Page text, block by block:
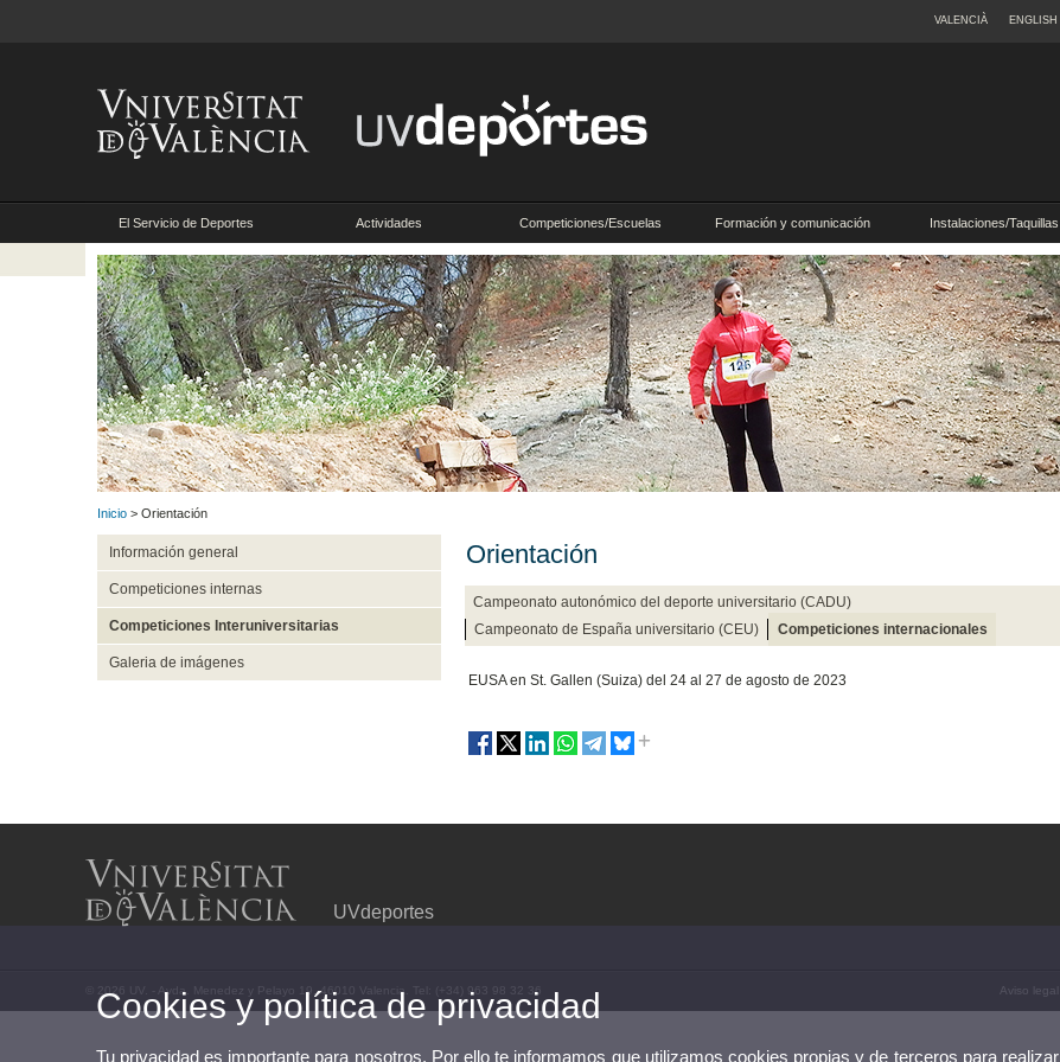
VALENCIÀ ENGLISH
El Servicio de Deportes Actividades Competiciones/Escuelas Formación y comunicación Instalaciones/Taquillas
Inicio > Orientación
Información general
Competiciones internas
Competiciones Interuniversitarias
Galeria de imágenes
Orientación
Campeonato autonómico del deporte universitario (CADU)
Campeonato de España universitario (CEU)
Competiciones internacionales
EUSA en St. Gallen (Suiza) del 24 al 27 de agosto de 2023
UVdeportes
© 2026 UV. - Avda. Menedez y Pelayo 19. 46010 Valencia. Tel: (+34) 963 98 32 36 Aviso legal
Cookies y política de privacidad
Tu privacidad es importante para nosotros. Por ello te informamos que utilizamos cookies propias y de terceros para realizar